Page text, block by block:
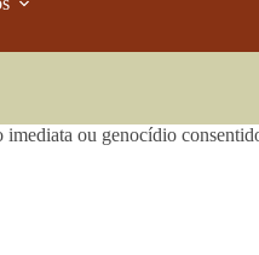
ou genocídio